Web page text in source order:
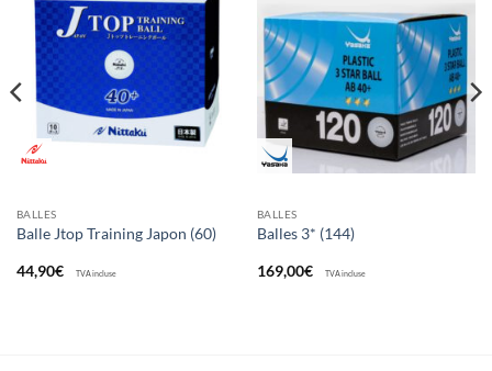
Ajouter
aux
souhaits
BALLES
Balle Jtop Training Japon (60)
44,90€ TVA incluse
aux
souhaits
BALLES
Balles 3* (144)
169,00€ TVA incluse